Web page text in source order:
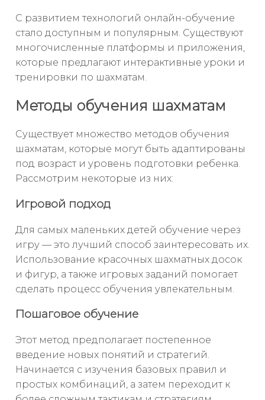
С развитием технологий онлайн-обучение
стало доступным и популярным. Существуют
многочисленные платформы и приложения,
которые предлагают интерактивные уроки и
тренировки по шахматам.
Методы обучения шахматам
Существует множество методов обучения
шахматам, которые могут быть адаптированы
под возраст и уровень подготовки ребенка.
Рассмотрим некоторые из них:
Игровой подход
Для самых маленьких детей обучение через
игру — это лучший способ заинтересовать их.
Использование красочных шахматных досок
и фигур, а также игровых заданий помогает
сделать процесс обучения увлекательным.
Пошаговое обучение
Этот метод предполагает постепенное
введение новых понятий и стратегий.
Начинается с изучения базовых правил и
простых комбинаций, а затем переходит к